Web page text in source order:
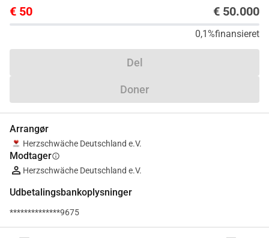
€ 50 € 50.000
0,1%finansieret
Del
Doner
Arrangør
Herzschwäche Deutschland e.V.
Modtagerinfo
Herzschwäche Deutschland e.V.
Udbetalingsbankoplysninger
**************9675